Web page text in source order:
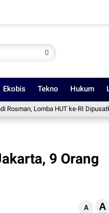
Ekobis Tekno Hukum
Lomba HUT ke-RI Dipusatkan di
9 Orang
A A